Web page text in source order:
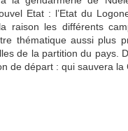
Etat : l’Etat du
raison les différents
thématique aussi plus
de la partition du pays.
de départ : qui sauvera la